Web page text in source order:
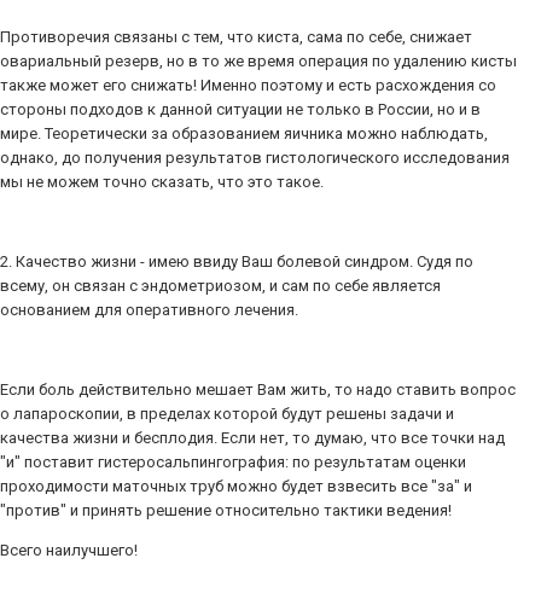
Противоречия связаны с тем, что киста, сама по себе, снижает
овариальный резерв, но в то же время операция по удалению кисты
также может его снижать! Именно поэтому и есть расхождения со
стороны подходов к данной ситуации не только в России, но и в
мире. Теоретически за образованием яичника можно наблюдать,
однако, до получения результатов гистологического исследования
мы не можем точно сказать, что это такое.
2. Качество жизни - имею ввиду Ваш болевой синдром. Судя по
всему, он связан с эндометриозом, и сам по себе является
основанием для оперативного лечения.
Если боль действительно мешает Вам жить, то надо ставить вопрос
о лапароскопии, в пределах которой будут решены задачи и
качества жизни и бесплодия. Если нет, то думаю, что все точки над
"и" поставит гистеросальпингография: по результатам оценки
проходимости маточных труб можно будет взвесить все "за" и
"против" и принять решение относительно тактики ведения!
Всего наилучшего!